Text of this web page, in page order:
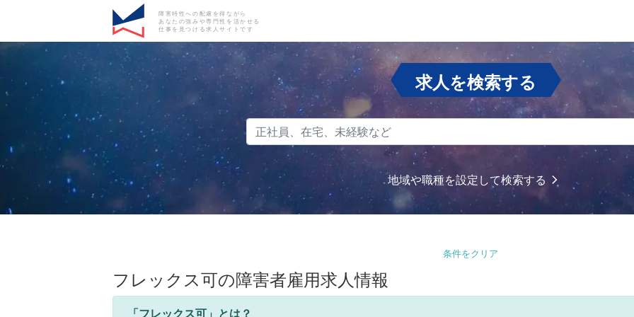
障害特性への配慮を得ながら
あなたの強みや専門性を活かせる
仕事を見つける求人サイトです
求人を検索する
地域や職種を設定して検索する
条件をクリア
フレックス可の障害者雇用求人情報
「フレックス可」とは？